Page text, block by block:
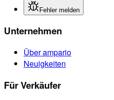
Fehler melden
Unternehmen
Über ampario
Neuigkeiten
Für Verkäufer